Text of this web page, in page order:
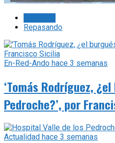
Repasando
En-Red-Ando hace 3 semanas
‘Tomás Rodríguez,
Pedroche?’, por
Actualidad hace 3 semanas